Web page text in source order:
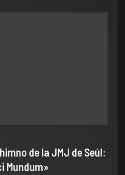
de la JMJ de Seúl:
Mundum»